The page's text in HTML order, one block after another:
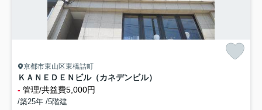
京都市東山区東橋詰町
ＫＡＮＥＤＥＮビル（カネデンビル）
- 管理/共益費5,000円
/築25年 /5階建